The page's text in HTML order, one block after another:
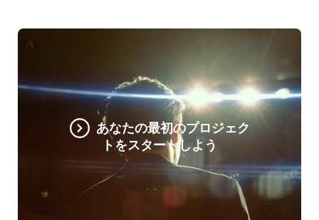
あなたの最初のプロジェク
トをスタートしよう